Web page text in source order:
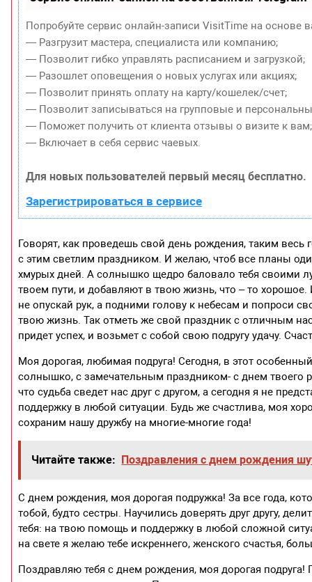
Попробуйте сервис онлайн-записи VisitTime на основе
— Разгрузит мастера, специалиста или компанию;
— Позволит гибко управлять расписанием и загрузкой;
— Разошлет оповещения о новых услугах или акциях;
— Позволит принять оплату на карту/кошелек/счет;
— Позволит записываться на групповые и
— Поможет получить от клиента отзывы о визите к вам;
— Включает в себя сервис чаевых.
Для новых пользователей первый месяц бесплатно.
Зарегистрироваться в сервисе
Говорят, как проведешь свой день рождения, таким
с этим светлим праздником. И желаю, чтоб все планы
хмурых дней. А солнышко щедро баловало тебя своими
твоем пути, и добавляют в твою жизнь, что – то
не опускай рук, а подними голову к небесам и попроси
твою жизнь. Так отметь же свой праздник с отличным
придет успех, и возьмет с собой свою подругу удачу.
Моя дорогая, любимая подруга! Сегодня, в этот
солнышко, с замечательным праздником- с днем твоего
что судьба сведет нас друг с другом, а сегодня я не
поддержку в любой ситуации. Будь же счастлива, моя
сохраним нашу дружбу на многие-многие года!
Читайте также: Поздравления с днем рождения
С днем рождения, моя дорогая подружка! За все года,
тобой, будто сестры. Научились доверять друг другу,
тебя: на твою помощь и поддержку в любой сложной
на свете я желаю тебе искреннего, женского счастья,
Поздравляю тебя с днем рождения, моя дорогая подруга!